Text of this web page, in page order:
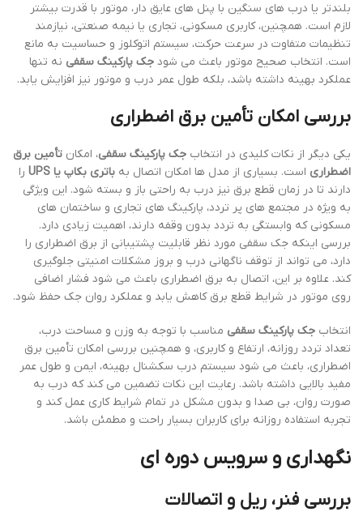
بلندتر یا درب های سنگین با پنل های عایق دار، موتور با قدرت بیشتر
لازم است. همچنین، کاربری مسکونی، تجاری یا نیمه صنعتی، نیازمند
تنظیمات متفاوت در سرعت حرکت، سیستم اتوکلوز و حساسیت به مانع
است. انتخاب صحیح موتور باعث می شود جک پارکینگ سقفی نه تنها
عملکرد بهینه داشته باشد، بلکه طول عمر درب و موتور نیز افزایش یابد.
بررسی امکان تأمین برق اضطراری
یکی دیگر از نکات کلیدی در انتخاب جک پارکینگ سقفی، امکان تأمین برق
اضطراری است. بسیاری از مدل ها امکان اتصال به باتری بکاپ یا UPS
را
دارند تا در زمان قطع برق نیز درب به راحتی باز و بسته شود. این ویژگی
به ویژه در مجتمع های پر تردد، پارکینگ های تجاری و ساختمان های
مسکونی که وابستگی به تردد بدون وقفه دارند، اهمیت زیادی دارد.
بررسی اینکه جک سقفی مورد نظر قابلیت پشتیبانی از برق اضطراری را
دارد، می تواند از توقف ناگهانی درب و بروز مشکلات امنیتی جلوگیری
کند. علاوه بر این، اتصال به برق اضطراری باعث می شود فشار اضافی
روی موتور در شرایط قطع برق کاهش یابد و عملکرد روان جک حفظ شود.
انتخاب جک پارکینگ سقفی مناسب با توجه به وزن و مساحت درب،
تعداد تردد روزانه، ارتفاع و کاربری، و همچنین بررسی امکان تأمین برق
اضطراری، باعث می شود سیستم درب سکشنال بهینه، ایمن و طول عمر
مفید بالایی داشته باشد. رعایت این نکات تضمین می کند که درب به
صورت روان، بی صدا و بدون مشکل در تمام شرایط کاری عمل کند و
تجربه استفاده روزانه برای کاربران بسیار راحت و مطمئن باشد.
نگهداری و سرویس دوره ای
بررسی فنر، ریل و اتصالات